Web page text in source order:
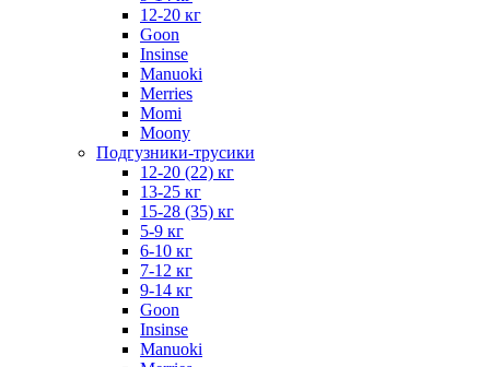
12-20 кг
Goon
Insinse
Manuoki
Merries
Momi
Moony
Подгузники-трусики
12-20 (22) кг
13-25 кг
15-28 (35) кг
5-9 кг
6-10 кг
7-12 кг
9-14 кг
Goon
Insinse
Manuoki